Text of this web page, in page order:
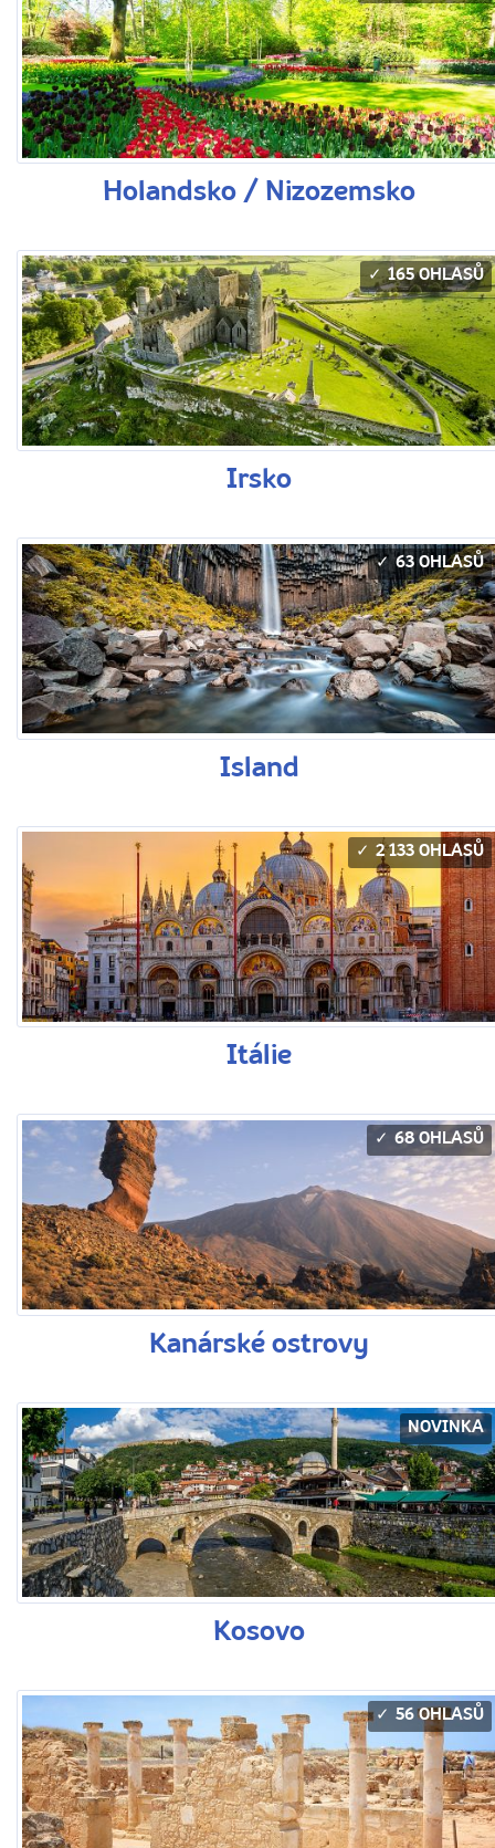
Holandsko / Nizozemsko
165 OHLASŮ
Irsko
63 OHLASŮ
Island
2 133 OHLASŮ
Itálie
68 OHLASŮ
Kanárské ostrovy
NOVINKA
Kosovo
56 OHLASŮ